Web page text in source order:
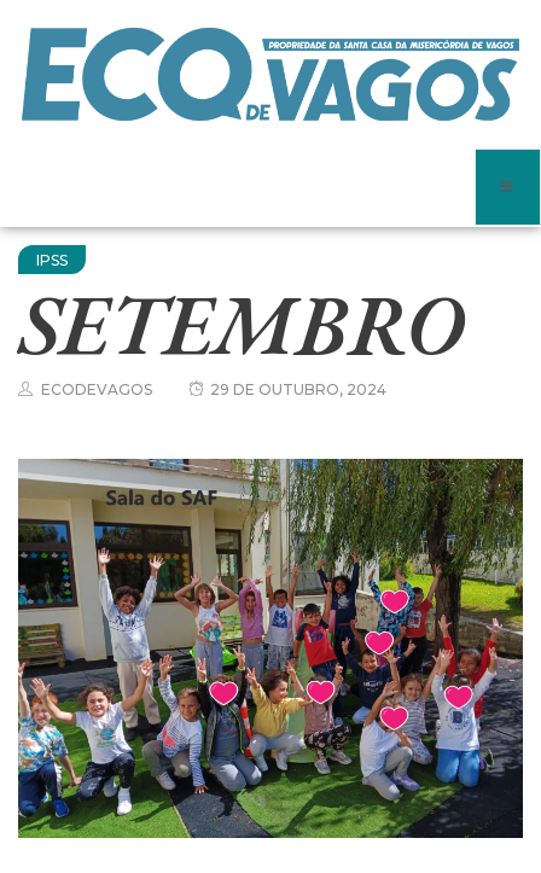
IPSS
SETEMBRO
ECODEVAGOS 29 DE OUTUBRO, 2024